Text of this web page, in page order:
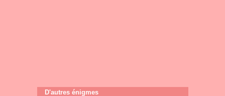
D'autres énigmes